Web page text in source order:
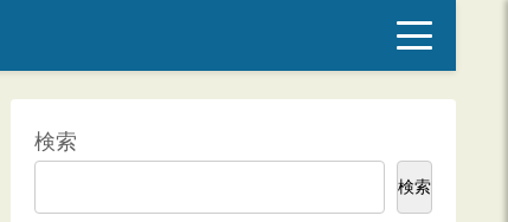
検索
検索